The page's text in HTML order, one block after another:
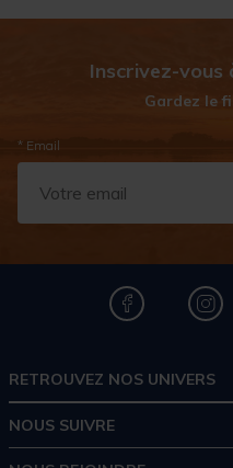
Inscrivez-
Gardez le
* Email
RETROUVEZ NOS UNIVERS
NOUS SUIVRE